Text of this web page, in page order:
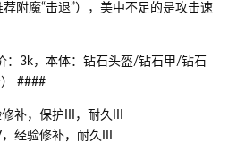
附魔“击退”），美中不足的是攻击速
：3k，本体：钻石头盔/钻石甲/钻石
####
补，保护III，耐久III
经验修补，耐久III